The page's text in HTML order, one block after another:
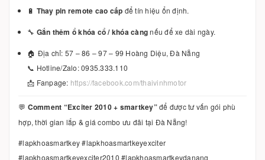
🔋 Thay pin remote cao cấp để tín hiệu ổn định.
🔧 Gắn thêm ổ khóa cổ / khóa càngnếu để xe dài ngày.
🏠 Địa chỉ: 57 – 86 – 97 – 99 Hoàng Diệu, Đà Nẵng
📞 Hotline/Zalo: 0935.333.110
📩 Fanpage: https://facebook.com/thaivinhmotor
💬 Comment “Exciter 2010 + smartkey”để được tư vấn gói phù
hợp, thời gian lắp & giá combo ưu đãi tại Đà Nẵng!
#lapkhoasmartkey #lapkhoasmartkeyexciter
#lapkhoasmartkeyexciter2010 #lapkhoasmartkeydanang